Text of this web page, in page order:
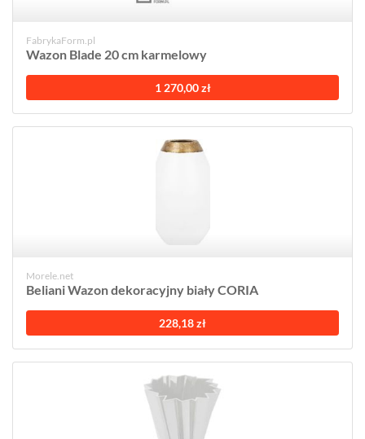
FabrykaForm.pl
Wazon Blade 20 cm karmelowy
1 270,00 zł
Morele.net
Beliani Wazon dekoracyjny biały CORIA
228,18 zł